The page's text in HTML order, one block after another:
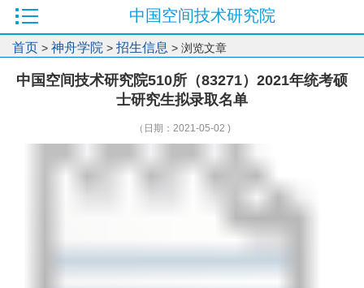
中国空间技术研究院
首页 > 神舟学院 > 招生信息 > 浏览文章
中国空间技术研究院510所（83271）2021年统考硕
士研究生拟录取名单
（日期：2021-05-02 )